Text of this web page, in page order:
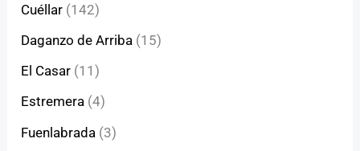
Cuéllar (142)
Daganzo de Arriba (15)
El Casar (11)
Estremera (4)
Fuenlabrada (3)